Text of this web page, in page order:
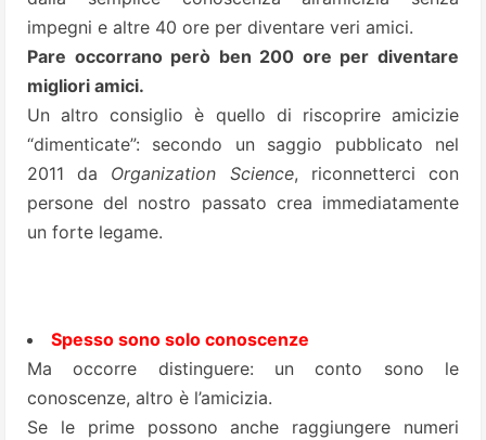
impegni e altre 40 ore per diventare veri amici.
Pare occorrano però ben 200 ore per diventare
migliori amici.
Un altro consiglio è quello di riscoprire amicizie
“dimenticate”: secondo un saggio pubblicato nel
2011 da Organization Science, riconnetterci con
persone del nostro passato crea immediatamente
un forte legame.
Spesso sono solo conoscenze
Ma occorre distinguere: un conto sono le
conoscenze, altro è l’amicizia.
Se le prime possono anche raggiungere numeri